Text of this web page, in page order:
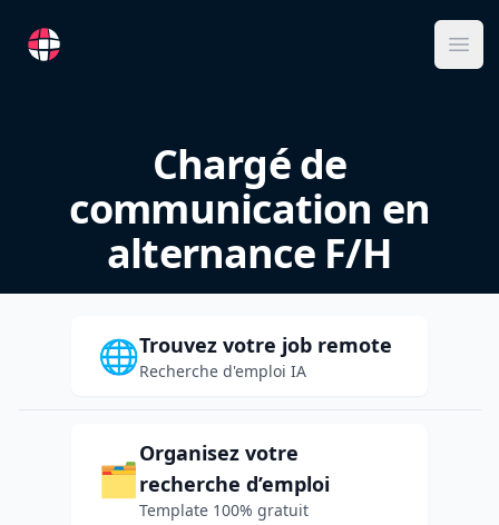
RemoteFR
Chargé de
communication en
alternance F/H
🌐Trouvez votre job remote
Recherche d'emploi IA
🗂️
Organisez votre
recherche d’emploi
Template 100% gratuit